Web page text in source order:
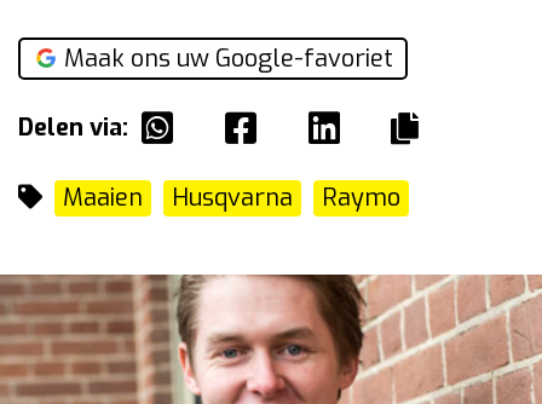
Maak ons uw Google-favoriet
Delen via:
Maaien Husqvarna Raymo